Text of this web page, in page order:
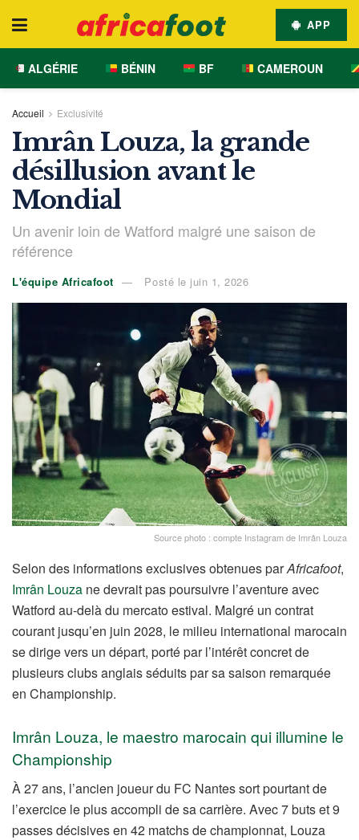
APP
ALGÉRIE BÉNIN BF CAMEROUN
Accueil Exclusivité
Imrân Louza, la grande
désillusion avant le
Mondial
Un avenir loin de Watford malgré une saison de
référence
L'équipe Africafoot Posté le juin 1, 2026
Source photo : compte Instagram de Imrân Louza
Selon des informations exclusives obtenues parAfricafoot,
Imrân Louza ne devrait pas poursuivre l’aventure avec
Watford au-delà du mercato estival. Malgré un contrat
courant jusqu’en juin 2028, le milieu international marocain
se dirige vers un départ, porté par l’intérêt concret de
plusieurs clubs anglais séduits par sa saison remarquée
en Championship.
Imrân Louza, le maestro marocain qui illumine le
Championship
À 27 ans, l’ancien joueur du FC Nantes sort pourtant de
l’exercice le plus accompli de sa carrière. Avec 7 buts et 9
passes décisives en 42 matchs de championnat, Louza